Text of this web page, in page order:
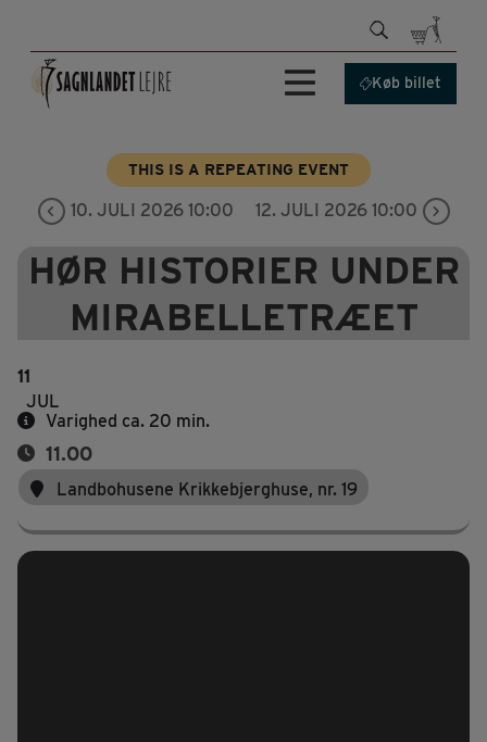
indhold
Køb billet
THIS IS A REPEATING EVENT
10. JULI 2026 10:00 12. JULI 2026 10:00
HØR HISTORIER UNDER
MIRABELLETRÆET
11
JUL
Varighed ca. 20 min.
11.00
Landbohusene Krikkebjerghuse, nr. 19